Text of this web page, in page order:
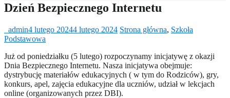
Dzień Bezpiecznego Internetu
_admin4 lutego 20244 lutego 2024 Strona główna, Szkoła
Podstawowa
Już od poniedziałku (5 lutego) rozpoczynamy inicjatywę z okazji
Dnia Bezpiecznego Internetu. Nasza inicjatywa obejmuje:
dystrybucję materiałów edukacyjnych ( w tym do Rodziców), gry,
konkurs, apel, zajęcia edukacyjne dla uczniów, udział w lekcjach
online (organizowanych przez DBI).